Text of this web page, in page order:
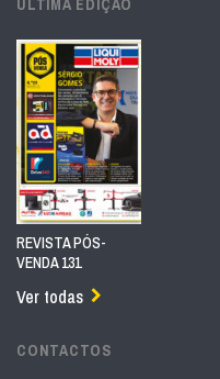
ÚLTIMA EDIÇÃO
REVISTA PÓS-
VENDA 131
Ver todas
CONTACTOS